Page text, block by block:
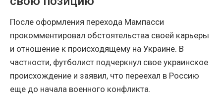
После оформления перехода Мампасси
прокомментировал обстоятельства своей карьеры
и отношение к происходящему на Украине. В
частности, футболист подчеркнул свое украинское
происхождение и заявил, что переехал в Россию
еще до начала военного конфликта.